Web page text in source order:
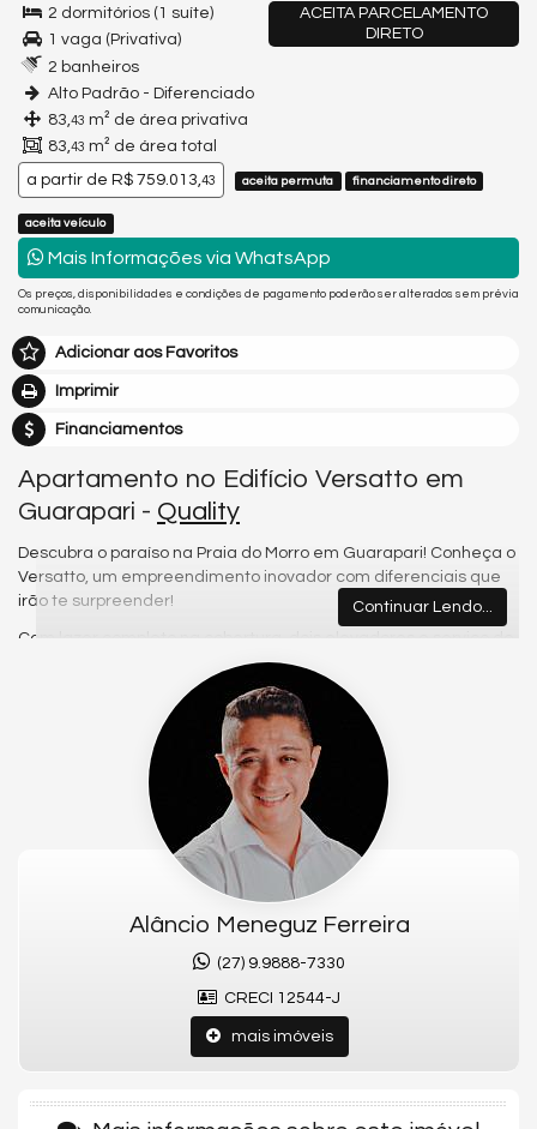
ACEITA PARCELAMENTO
DIRETO
2 dormitórios (1 suíte)
1 vaga (Privativa)
2 banheiros
Alto Padrão - Diferenciado
83,43 m² de área privativa
83,43 m² de área total
a partir de R$ 759.013,43 aceita permuta financiamento direto
aceita veículo
Mais Informações via WhatsApp
Os preços, disponibilidades e condições de pagamento poderão ser alterados sem prévia
comunicação.
Adicionar aos Favoritos
Imprimir
Financiamentos
Apartamento no Edifício Versatto em
Guarapari - Quality
Descubra o paraíso na Praia do Morro em Guarapari! Conheça o
Versatto, um empreendimento inovador com diferenciais que
irão te surpreender!
Com lazer completo na cobertura, dois elevadores e serviço de
elevador delivery, o Versatto oferece o conforto e a
comodidade que você merece.
Escolha entre apartamentos de 2 ou 3 quartos e viva a
experiência de ter um apartamento em um empreendimento
que une sofisticação, praticidade e uma localização
privilegiada, bem no centro da Praia Praia do Morro, próximo ao
SAIBA MAIS clicandoAQUI,para receber a disponibilidade preço
e forma de pagamento que se ajustam ao seu orçamento
Descubra o paraíso na Praia do Morro em Guarapari! Conheça o
Versatto, um empreendimento inovador com diferenciais que irão te
Com lazer completo na cobertura, dois elevadores e serviço de
elevador delivery, o Versatto oferece o conforto e a comodidade que
Escolha entre apartamentos de 2 ou 3 quartos e viva a experiência
Continuar Lendo...
Alâncio Meneguz Ferreira
(27) 9.9888-7330
CRECI 12544-J
mais imóveis